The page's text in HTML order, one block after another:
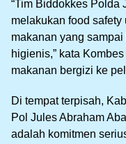
“Tim Biddokkes Polda
melakukan food
makanan yang
higienis,” kata
makanan bergizi ke
Di tempat terpisah,
Pol Jules Abraham
adalah komitmen